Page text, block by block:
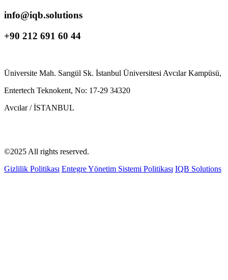
info@iqb.solutions
+90 212 691 60 44
Üniversite Mah. Sarıgül Sk. İstanbul Üniversitesi Avcılar Kampüsü,
Entertech Teknokent, No: 17-29 34320
Avcılar / İSTANBUL
©2025 All rights reserved.
Gizlilik Politikası Entegre Yönetim Sistemi Politikası IQB Solutions